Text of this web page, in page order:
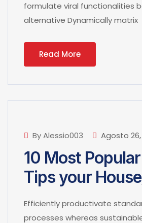
formulate viral functionalities
alternative Dynamically matrix
Read More
By Alessio003 Agosto 26,
10 Most
Tips your
Efficiently productivate
processes whereas